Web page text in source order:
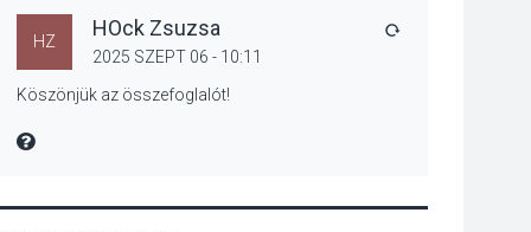
kullancsok
Esztergomban
HZ
HOck Zsuzsa
2025 SZEPT 06 - 10:11
Köszönjük az összefoglalót!
MIRE MONDTA